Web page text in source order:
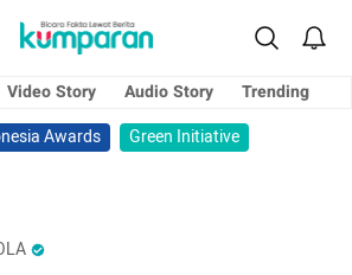
Video Story Audio Story
Trending
Awards
Green Initiative